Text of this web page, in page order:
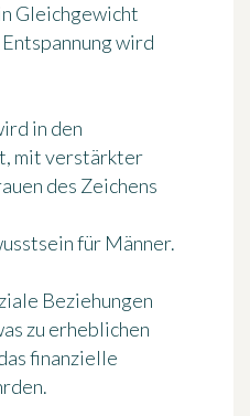
Gleichgewicht
wird
in den
mit verstärkter
des Zeichens
für Männer.
Beziehungen
zu erheblichen
finanzielle